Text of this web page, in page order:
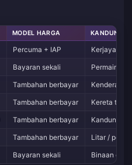
MODEL HARGA
Percuma + IAP
Kerjaya
Bayaran sekali
Permainan
Tambahan berbayar
Kenderaan
Tambahan berbayar
Kereta
Tambahan berbayar
Kandungan
Tambahan berbayar
Litar /
Bayaran sekali Binaan